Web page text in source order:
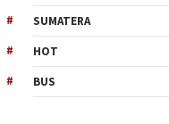
SUMATERA
HOT
BUS